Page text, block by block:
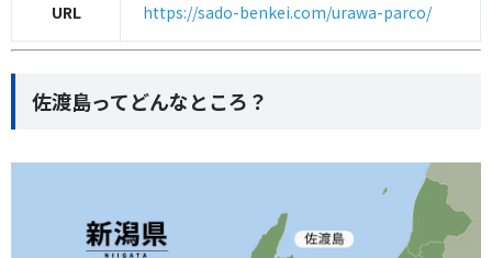
URL https://sado-benkei.com/urawa-parco/
佐渡島ってどんなところ？